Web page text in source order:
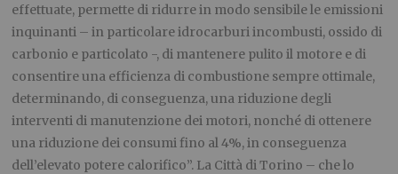
effettuate, permette di ridurre in modo sensibile le emissioni
inquinanti – in particolare idrocarburi incombusti, ossido di
carbonio e particolato -, di mantenere pulito il motore e di
consentire una efficienza di combustione sempre ottimale,
determinando, di conseguenza, una riduzione degli
interventi di manutenzione dei motori, nonché di ottenere
una riduzione dei consumi fino al 4%, in conseguenza
dell’elevato potere calorifico”. La Città di Torino – che lo